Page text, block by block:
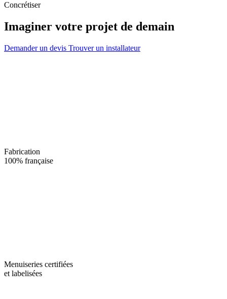
Concrétiser
Imaginer votre projet de demain
Demander un devis Trouver un installateur
Fabrication
100% française
Menuiseries certifiées
et labelisées